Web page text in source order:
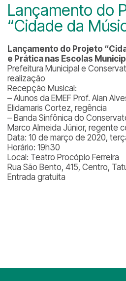
Lançamento do
“Cidade da
Lançamento do Projeto
e Prática nas Escolas
Prefeitura Municipal e
realização
Recepção Musical:
– Alunos da EMEF Prof. Alan
Elidamaris Cortez, regência
– Banda Sinfônica do
Marco Almeida Júnior, regente
Data: 10 de março de 2020,
Horário: 19h30
Local: Teatro Procópio Ferreira
Rua São Bento, 415, Centro,
Entrada gratuita